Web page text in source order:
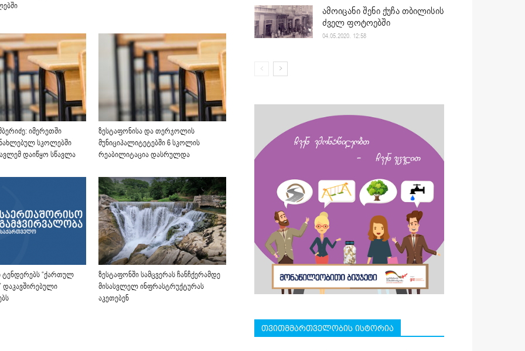
იმერეთში
სკოლებში
დაიწყო სწავლა
ზესტაფონისა და თერჯოლის
მუნიციპალიტეტებში 6 სკოლის
რეაბილიტაცია დასრულდა
ტენდერებს “ქართულ
დაკავშირებული
ზესტაფონში სამცვერას ჩანჩქერამდე
მისასვლელ ინფრასტრუქტურას
აკეთებენ
ამოიცანი შენი ქუჩა თბილისის
ძველ ფოტოებში
04.05.2020. 12:58
თვითმმართველობის ისტორია